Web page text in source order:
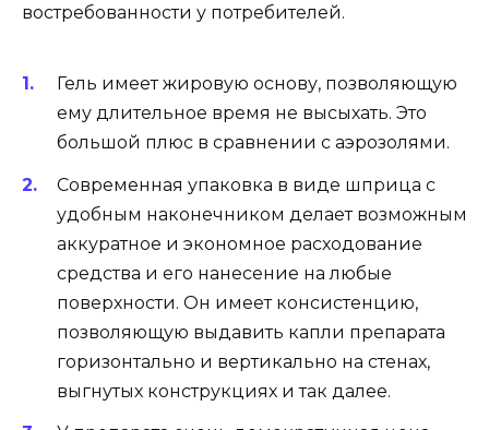
востребованности у потребителей.
Гель имеет жировую основу, позволяющую
ему длительное время не высыхать. Это
большой плюс в сравнении с аэрозолями.
Современная упаковка в виде шприца с
удобным наконечником делает возможным
аккуратное и экономное расходование
средства и его нанесение на любые
поверхности. Он имеет консистенцию,
позволяющую выдавить капли препарата
горизонтально и вертикально на стенах,
выгнутых конструкциях и так далее.